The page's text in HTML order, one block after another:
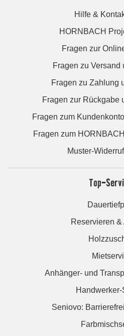
Hilfe &
HORNBACH
Fragen zur
Fragen zu Versand
Fragen zu Zahlung
Fragen zur Rückgabe
Fragen zum
Fragen zum
Muster-
Top-
Reservieren &
Anhänger- und
Seniovo: